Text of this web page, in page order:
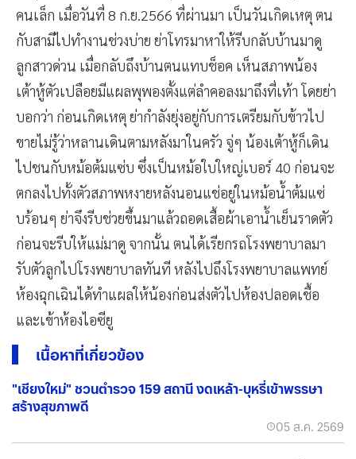
คนเล็ก เมื่อวันที่ 8 ก.ย.2566 ที่ผ่านมา เป็นวันเกิดเหตุ ตน
กับสามีไปทำงานช่วงบ่าย ย่าโทรมาหาให้รีบกลับบ้านมาดู
ลูกสาวด่วน เมื่อกลับถึงบ้านตนแทบช็อค เห็นสภาพน้อง
เต้าหู้ตัวเปลือยมีแผลพุพองตั้งแต่ลำคอลงมาถึงที่เท้า โดยย่า
บอกว่า ก่อนเกิดเหตุ ย่ากำลังยุ่งอยู่กับการเตรียมกับข้าวไป
ขายไม่รู้ว่าหลานเดินตามหลังมาในครัว จู่ๆ น้องเต้าหู้ก็เดิน
ไปชนกับหม้อต้มแซ่บ ซึ่งเป็นหม้อใบใหญ่เบอร์ 40 ก่อนจะ
ตกลงไปทั้งตัวสภาพหงายหลังนอนแช่อยู่ในหม้อน้ำต้มแซ่
บร้อนๆ ย่าจึงรีบช่วยขึ้นมาแล้วถอดเสื้อผ้าเอาน้ำเย็นราดตัว
ก่อนจะรีบให้แม่มาดู จากนั้น ตนได้เรียกรถโรงพยาบาลมา
รับตัวลูกไปโรงพยาบาลทันที หลังไปถึงโรงพยาบาลแพทย์
ห้องฉุกเฉินได้ทำแผลให้น้องก่อนส่งตัวไปห้องปลอดเชื้อ
และเข้าห้องไอซียู
เนื้อหาที่เกี่ยวข้อง
"เชียงใหม่" ชวนตำรวจ 159 สถานี งดเหล้า-บุหรี่เข้าพรรษา
สร้างสุขภาพดี
05 ส.ค. 2569